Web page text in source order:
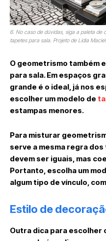
6. No caso de dúvidas, siga a paleta de
tapetes para sala. Projeto de Lidia Maciel
O geometrismo também
para sala. Em espaços
grande é o ideal, já nos
escolher um modelo de
estampas menores.
Para misturar
serve a mesma regra
devem ser iguais, mas
Portanto, escolha um
algum tipo de vínculo,
Estilo de
Outra dica para escolher